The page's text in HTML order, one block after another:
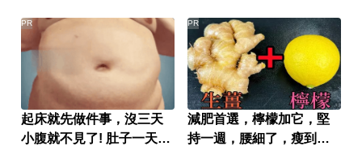
起床就先做件事，沒三天
小腹就不見了! 肚子一天天
PR
減肥首選，檸檬加它，堅
持一週，腰細了，瘦到你
PR